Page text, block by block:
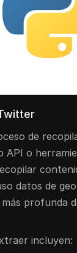
de
API o
datos de
profunda
incluyen: